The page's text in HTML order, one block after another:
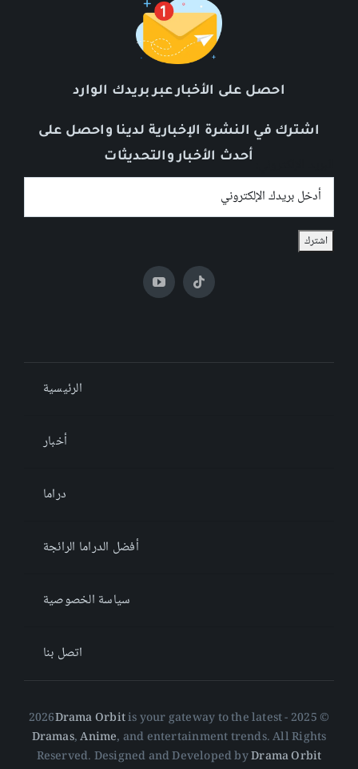
احصل على الأخبار عبر بريدك الوارد
اشترك في النشرة الإخبارية لدينا واحصل على
أحدث الأخبار والتحديثات
الرئيسية
أخبار
دراما
أفضل الدراما الرائجة
سياسة الخصوصية
اتصل بنا
© 2025 - 2026
Drama Orbitis your gateway to the latest
Dramas,Anime, and entertainment trends. All Rights
Reserved. Designed and Developed byDrama Orbit